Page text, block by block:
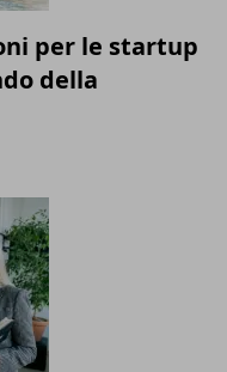
per le startup
della